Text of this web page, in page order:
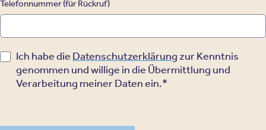
Telefonnummer (für Rückruf)
Ich habe die Datenschutzerklärung zur Kenntnis
genommen und willige in die Übermittlung und
Verarbeitung meiner Daten ein.*